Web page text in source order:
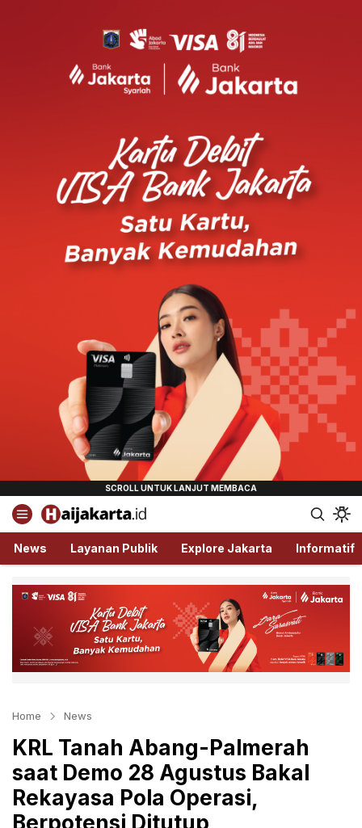
Haijakarta.id
Semua Tentang Jakarta Ada Disini!
News Layanan Publik Explore Jakarta Informatif
Home News
KRL Tanah Abang-Palmerah
saat Demo 28 Agustus Bakal
Rekayasa Pola Operasi,
Berpotensi Ditutup